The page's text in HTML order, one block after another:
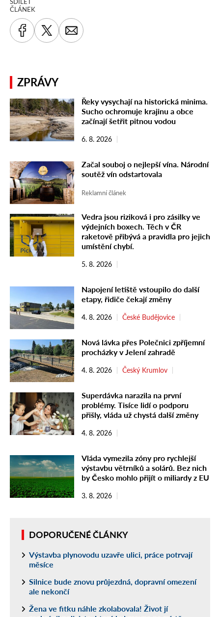
ČLÁNEK
ZPRÁVY
Řeky vysychají na historická minima.
Sucho ochromuje krajinu a obce
začínají šetřit pitnou vodou
6. 8. 2026
Začal souboj o nejlepší vína. Národní
soutěž vín odstartovala
Reklamní článek
Vedra jsou riziková i pro zásilky ve
výdejních boxech. Těch v ČR
raketově přibývá a pravidla pro jejich
umístění chybí.
5. 8. 2026
Napojení letiště vstoupilo do další
etapy, řidiče čekají změny
4. 8. 2026 České Budějovice
Nová lávka přes Polečnici zpříjemní
procházky v Jelení zahradě
4. 8. 2026 Český Krumlov
Superdávka narazila na první
problémy. Tisíce lidí o podporu
přišly, vláda už chystá další změny
4. 8. 2026
Vláda vymezila zóny pro rychlejší
výstavbu větrníků a solárů. Bez nich
by Česko mohlo přijít o miliardy z EU
3. 8. 2026
DOPORUČENÉ ČLÁNKY
Výstavba plynovodu uzavře ulici, práce potrvají
měsíce
Silnice bude znovu průjezdná, dopravní omezení
ale nekončí
Žena ve fitku náhle zkolabovala! Život jí